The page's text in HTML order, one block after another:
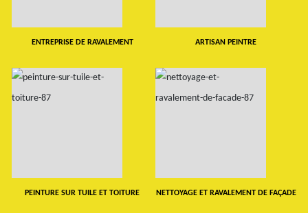
ENTREPRISE DE RAVALEMENT ARTISAN PEINTRE
PEINTURE SUR TUILE ET TOITURE NETTOYAGE ET RAVALEMENT DE FAÇADE